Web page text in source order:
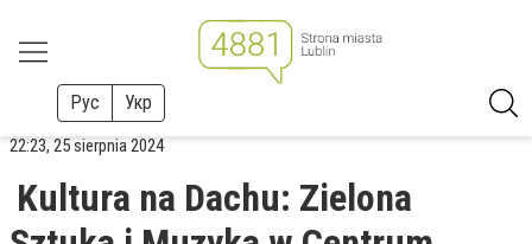
Рус Укр
22:23, 25 sierpnia 2024
Kultura na Dachu: Zielona